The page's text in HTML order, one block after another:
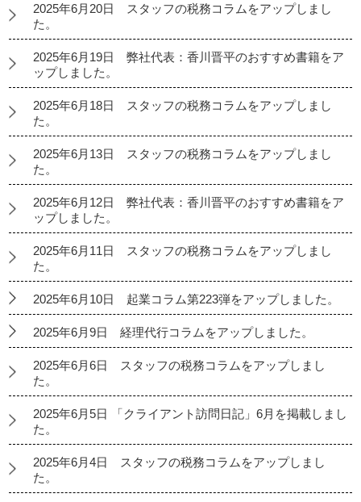
2025年6月20日 スタッフの税務コラムをアップしまし
た。
2025年6月19日 弊社代表：香川晋平のおすすめ書籍をア
ップしました。
2025年6月18日 スタッフの税務コラムをアップしまし
た。
2025年6月13日 スタッフの税務コラムをアップしまし
た。
2025年6月12日 弊社代表：香川晋平のおすすめ書籍をア
ップしました。
2025年6月11日 スタッフの税務コラムをアップしまし
た。
2025年6月10日 起業コラム第223弾をアップしました。
2025年6月9日 経理代行コラムをアップしました。
2025年6月6日 スタッフの税務コラムをアップしまし
た。
2025年6月5日 「クライアント訪問日記」6月を掲載しまし
た。
2025年6月4日 スタッフの税務コラムをアップしまし
た。